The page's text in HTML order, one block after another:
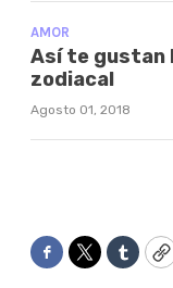
AMOR
Así te gustan
zodiacal
Agosto 01, 2018
Facebook
Twitter